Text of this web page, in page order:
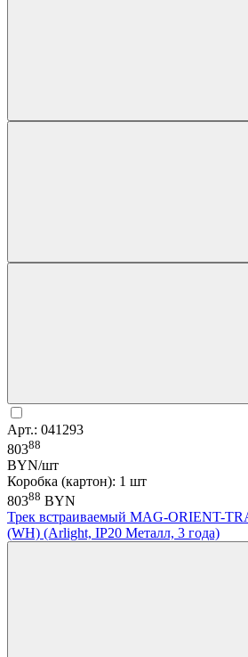
Арт.: 041293
80388
BYN/шт
Коробка (картон): 1 шт
80388 BYN
Трек встраиваемый MAG-ORIENT-
(WH) (Arlight, IP20 Металл, 3 года)